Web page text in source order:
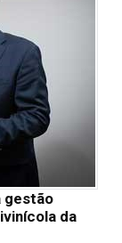
gestão
da